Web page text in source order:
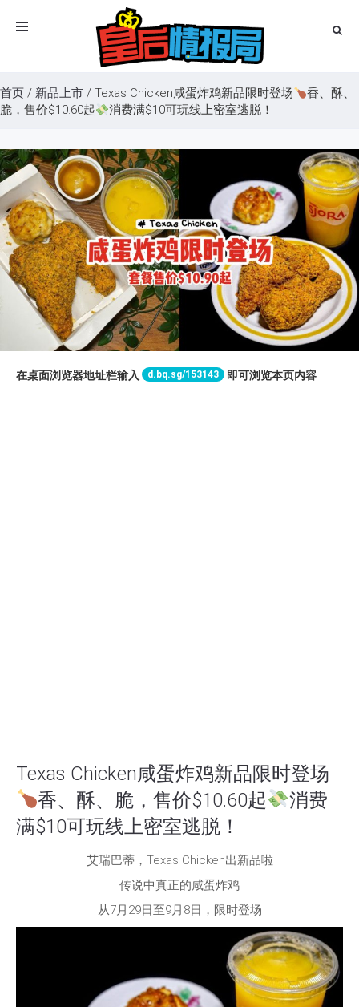
Toggle
首页 / 新品上市 / Texas Chicken咸蛋炸鸡新品限时登场
香、酥、
脆，售价$10.60起
消费满$10可玩线上密室逃脱！
在桌面浏览器地址栏输入 d.bq.sg/153143 即可浏览本页内容
Texas Chicken咸蛋炸鸡新品限时登场
香、酥、脆，售价$10.60起
消费
满$10可玩线上密室逃脱！
艾瑞巴蒂，Texas Chicken出新品啦
传说中真正的咸蛋炸鸡
从7月29日至9月8日，限时登场